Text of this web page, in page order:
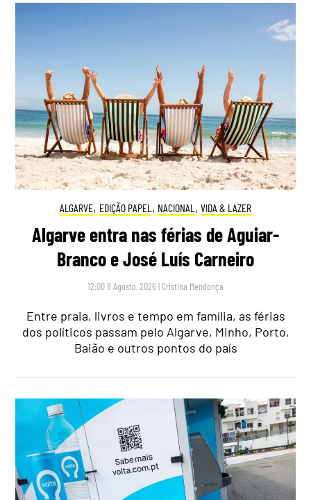
ALGARVE, EDIÇÃO PAPEL , NACIONAL , VIDA & LAZER
Algarve entra nas férias de Aguiar-
Branco e José Luís Carneiro
12:00 8 Agosto, 2026 | Cristina Mendonça
Entre praia, livros e tempo em família, as férias
dos políticos passam pelo Algarve, Minho, Porto,
Baião e outros pontos do país